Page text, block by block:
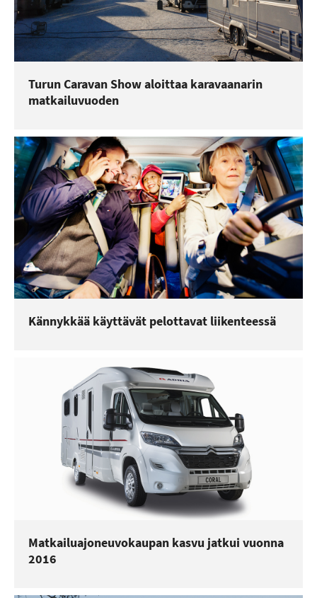
Turun Caravan Show aloittaa karavaanarin
matkailuvuoden
Kännykkää käyttävät pelottavat liikenteessä
Matkailuajoneuvokaupan kasvu jatkui vuonna
2016